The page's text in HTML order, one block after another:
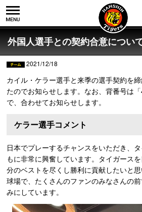
外国人選手との契約合意につい
2021/12/18
カイル・ケラー選手と来季の選手契約を
たのでお知らせします。なお、背番号は
で、合わせてお知らせします。
ケラー選手コメント
日本でプレーするチャンスをいただき、
もに非常に興奮しています。タイガース
分のベストを尽くし勝利に貢献したいと
球場で、たくさんのファンのみなさんの
みにしています。